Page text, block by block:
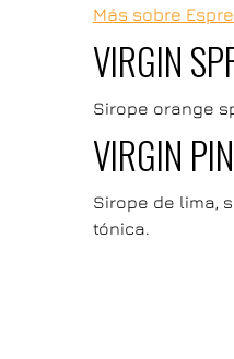
Más sobre
VIRGIN
Sirope orange
VIRGIN
Sirope de lima,
tónica.